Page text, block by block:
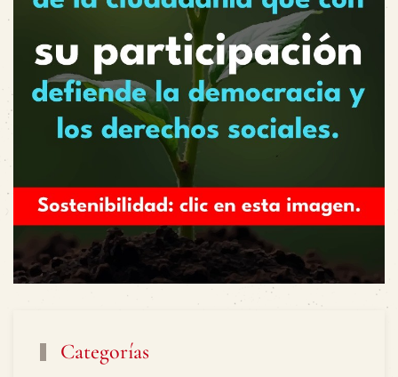
Categorías